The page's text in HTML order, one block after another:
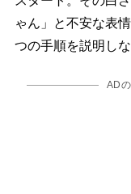
ゃん」と不安な表
つの手順を説明し
AD